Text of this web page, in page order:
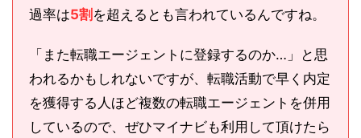
過率は5割 を超えるとも言われているんですね。
「また転職エージェントに登録するのか…」と思
われるかもしれないですが、転職活動で早く内定
を獲得する人ほど複数の転職エージェントを併用
しているので、ぜひマイナビも利用して頂けたら